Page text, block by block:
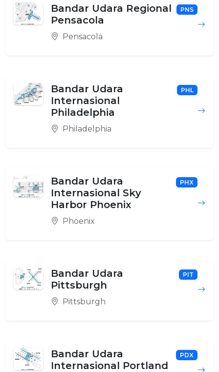
Bandar Udara Regional
Pensacola
PNS
Pensacola
Bandar Udara
Internasional
Philadelphia
PHL
Philadelphia
Bandar Udara
Internasional Sky
Harbor Phoenix
PHX
Phoenix
Bandar Udara
Pittsburgh
PIT
Pittsburgh
Bandar Udara
Internasional Portland
PDX